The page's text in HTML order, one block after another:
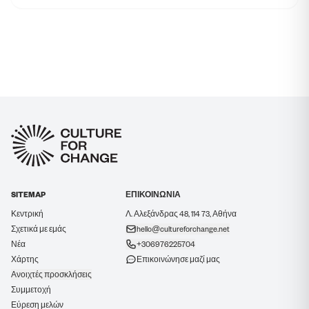
SITEMAP
Κεντρική
Σχετικά με εμάς
Νέα
Χάρτης
Ανοιχτές προσκλήσεις
Συμμετοχή
Εύρεση μελών
ΕΠΙΚΟΙΝΩΝΙΑ
Λ. Αλεξάνδρας 48, 114 73, Αθήνα
hello@cultureforchange.net
+306976225704
Επικοινώνησε μαζί μας